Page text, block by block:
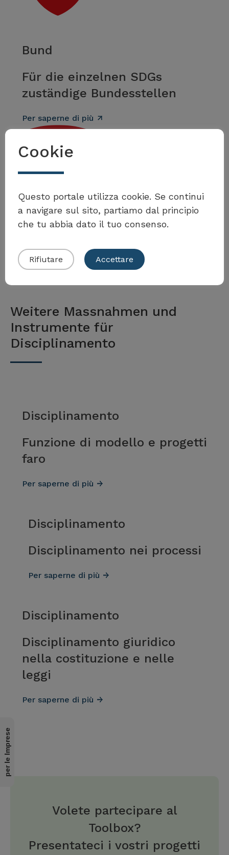
Bund
Für die einzelnen SDGs
zuständige Bundesstellen
Per saperne di più
Weitere Massnahmen und
Instrumente für
Disciplinamento
Disciplinamento
Funzione di modello e progetti
faro
Per saperne di più
Disciplinamento
Disciplinamento nei processi
Per saperne di più
Disciplinamento
Disciplinamento giuridico
nella costituzione e nelle
leggi
Per saperne di più
Volete partecipare al
Toolbox?
Presentateci i vostri progetti
per le Imprese
Cookie
Questo portale utilizza cookie. Se continui
a navigare sul sito, partiamo dal principio
che tu abbia dato il tuo consenso.
Rifiutare Accettare